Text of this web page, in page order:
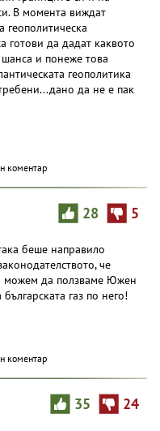
В момента виждат
геополитическа
готови да дадат каквото
и понеже това
геополитика
да не е пак
коментар
28 5
беше направило
че
можем да ползваме Южен
газ по него!
коментар
35 24